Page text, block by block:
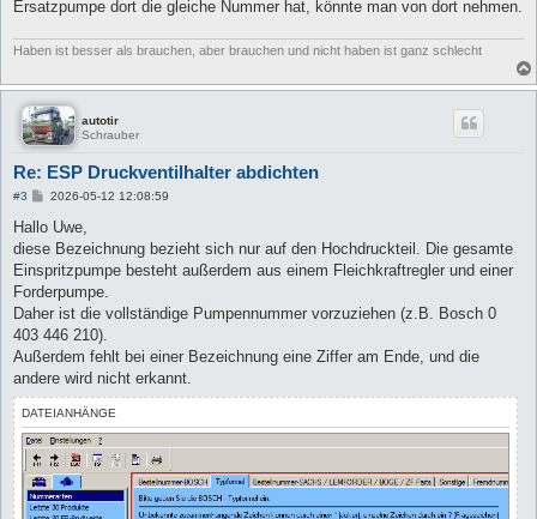
Ersatzpumpe dort die gleiche Nummer hat, könnte man von dort nehmen.
Haben ist besser als brauchen, aber brauchen und nicht haben ist ganz schlecht
autotir
Schrauber
Re: ESP Druckventilhalter abdichten
#3
B
i
r
a
g
2026-05-12 12:08:59
Hallo Uwe,
diese Bezeichnung bezieht sich nur auf den Hochdruckteil. Die gesamte
Einspritzpumpe besteht außerdem aus einem Fleichkraftregler und einer
Forderpumpe.
Daher ist die vollständige Pumpennummer vorzuziehen (z.B. Bosch 0
403 446 210).
Außerdem fehlt bei einer Bezeichnung eine Ziffer am Ende, und die
andere wird nicht erkannt.
DATEIANHÄNGE